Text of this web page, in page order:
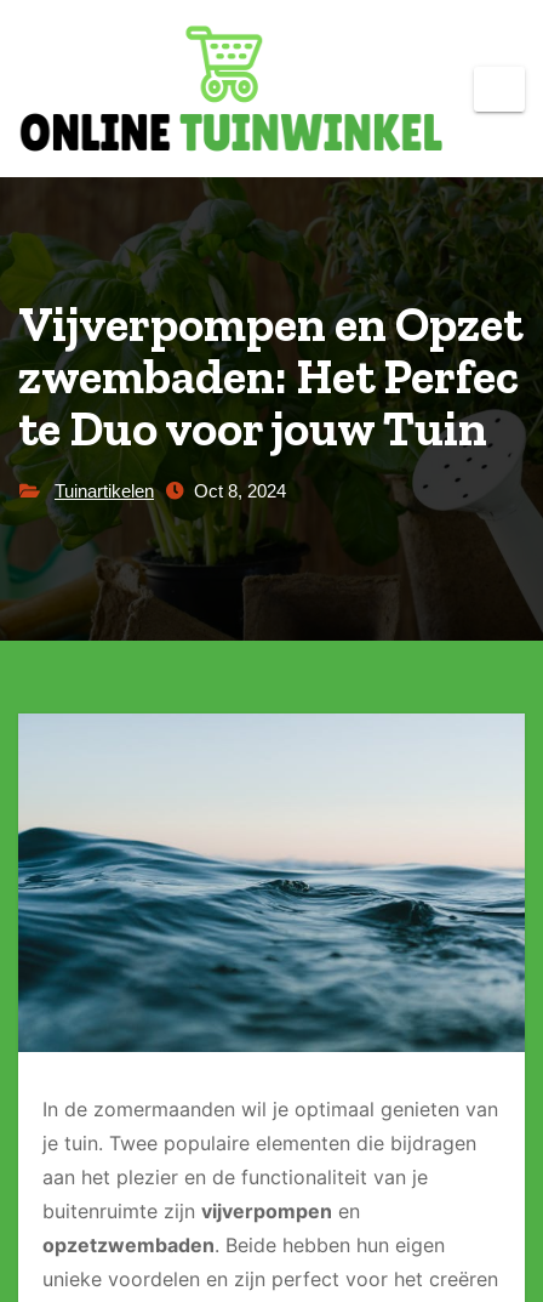
Vijverpompen en Opzet
zwembaden: Het Perfec
te Duo voor jouw Tuin
Tuinartikelen Oct 8, 2024
In de zomermaanden wil je optimaal genieten van
je tuin. Twee populaire elementen die bijdragen
aan het plezier en de functionaliteit van je
buitenruimte zijn vijverpompen en
opzetzwembaden. Beide hebben hun eigen
unieke voordelen en zijn perfect voor het creëren